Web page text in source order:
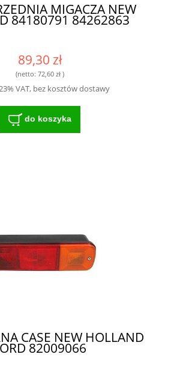
MIGACZA NEW
84180791 84262863
89,30 zł
(netto: 72,60 zł)
VAT, bez kosztów dostawy
do koszyka
CASE NEW HOLLAND
82009066